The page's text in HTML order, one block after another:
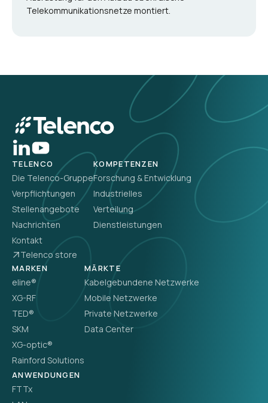
Telekommunikationsnetze montiert.
TELENCO
Die Telenco-Gruppe
Verpflichtungen
Stellenangebote
Nachrichten
Kontakt
Telenco store
KOMPETENZEN
Forschung & Entwicklung
Industrielles
Verteilung
Dienstleistungen
MARKEN
eline®
XG-RF
TED®
SKM
XG-optic®
Rainford Solutions
MÄRKTE
Kabelgebundene Netzwerke
Mobile Netzwerke
Private Netzwerke
Data Center
ANWENDUNGEN
FTTx